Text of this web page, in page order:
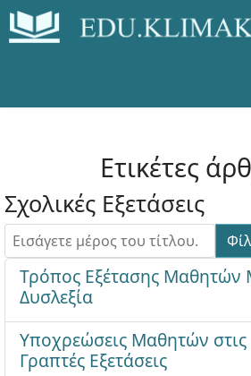
Ετικέτες
Σχολικές Εξετάσεις
Εισάγετε μέρος του τίτλου.
Τρόπος Εξέτασης Μαθητών
Δυσλεξία
Υποχρεώσεις Μαθητών στις
Γραπτές Εξετάσεις